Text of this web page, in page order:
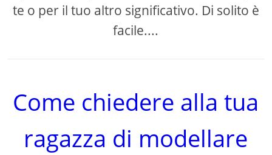
te o per il tuo altro significativo. Di solito è
facile....
Come chiedere alla tua
ragazza di modellare